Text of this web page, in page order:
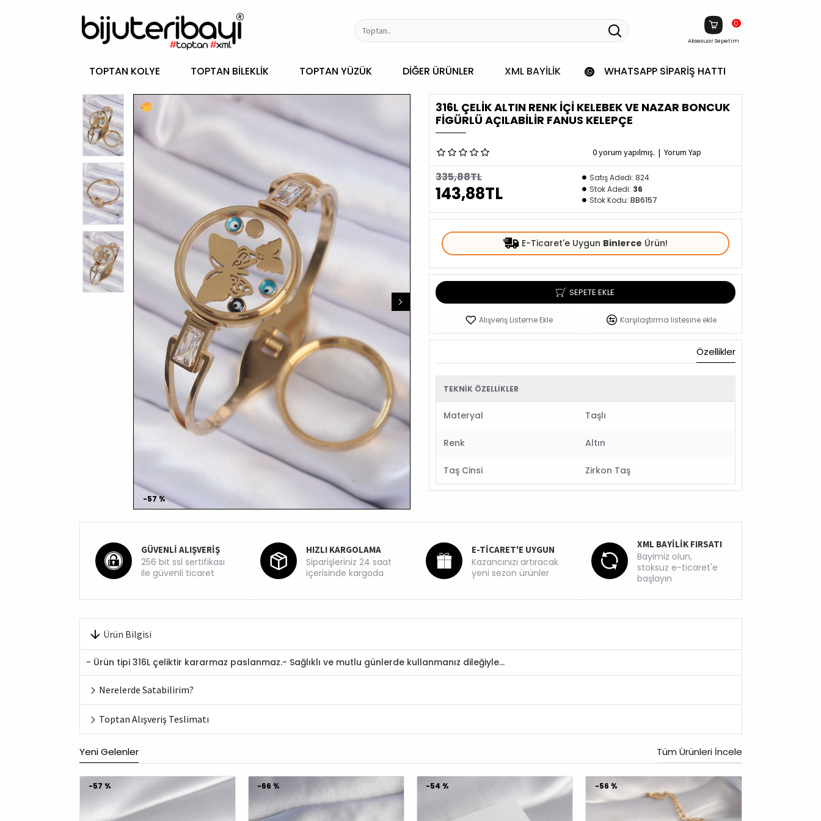
Aksesuar Sepetim
0
TOPTAN KOLYE TOPTAN BILEKLIK TOPTAN YÜZÜK DIĞER ÜRÜNLER XML BAYILIK WHATSAPP SIPARIŞ HATTI
-57 %
316L ÇELIK ALTIN RENK İÇI KELEBEK VE NAZAR BONCUK
FIGÜRLÜ AÇILABILIR FANUS KELEPÇE
0 yorum yapılmış. | Yorum Yap
143,88TL
335,88TL
Stok Adedi: 36
Stok Kodu: BB6157
Satış Adedi: 824
SEPETE EKLE
Alışveriş Listeme Ekle Karşılaştırma listesine ekle
E-Ticaret'e Uygun Binlerce Ürün!
Özellikler
TEKNIK ÖZELLIKLER
Materyal Taşlı
Renk Altın
Taş Cinsi Zirkon Taş
GÜVENLİ ALIŞVERİŞ
256 bit ssl sertifikası
ile güvenli ticaret
HIZLI KARGOLAMA
Siparişleriniz 24 saat
içerisinde kargoda
E-TİCARET'E UYGUN
Kazancınızı artıracak
yeni sezon ürünler
XML BAYİLİK FIRSATI
Bayimiz olun,
stoksuz e-ticaret'e
başlayın
Ürün Bilgisi
- Ürün tipi 316L çeliktir kararmaz paslanmaz.- Sağlıklı ve mutlu günlerde kullanmanız dileğiyle…
Nerelerde Satabilirim?
Toptan Alışveriş Teslimatı
Yeni Gelenler Tüm Ürünleri İncele
-56 % -53 % -70 % -58 %